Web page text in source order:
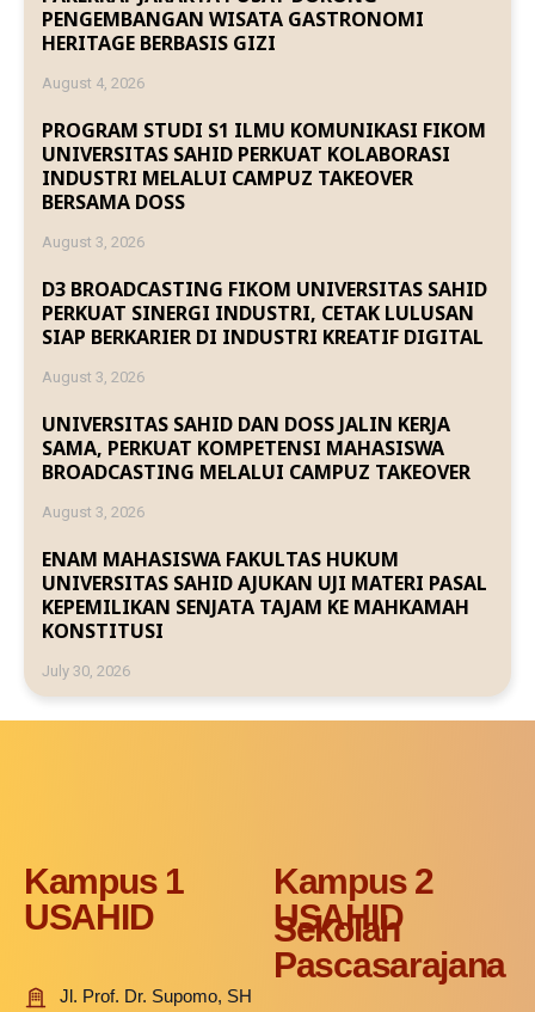
PENGEMBANGAN WISATA GASTRONOMI
HERITAGE BERBASIS GIZI
August 4, 2026
PROGRAM STUDI S1 ILMU KOMUNIKASI FIKOM
UNIVERSITAS SAHID PERKUAT KOLABORASI
INDUSTRI MELALUI CAMPUZ TAKEOVER
BERSAMA DOSS
August 3, 2026
D3 BROADCASTING FIKOM UNIVERSITAS SAHID
PERKUAT SINERGI INDUSTRI, CETAK LULUSAN
SIAP BERKARIER DI INDUSTRI KREATIF DIGITAL
August 3, 2026
UNIVERSITAS SAHID DAN DOSS JALIN KERJA
SAMA, PERKUAT KOMPETENSI MAHASISWA
BROADCASTING MELALUI CAMPUZ TAKEOVER
August 3, 2026
ENAM MAHASISWA FAKULTAS HUKUM
UNIVERSITAS SAHID AJUKAN UJI MATERI PASAL
KEPEMILIKAN SENJATA TAJAM KE MAHKAMAH
KONSTITUSI
July 30, 2026
Kampus 1
USAHID
Jl. Prof. Dr. Supomo, SH
Kampus 2
USAHID
Sekolah
Pascasarajana